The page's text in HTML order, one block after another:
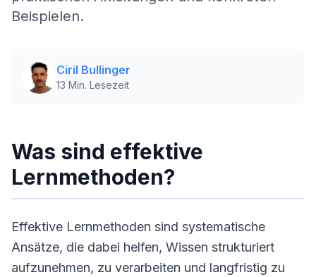
Beispielen.
Ciril Bullinger
13 Min. Lesezeit
Was sind effektive
Lernmethoden?
Effektive Lernmethoden sind systematische
Ansätze, die dabei helfen, Wissen strukturiert
aufzunehmen, zu verarbeiten und langfristig zu